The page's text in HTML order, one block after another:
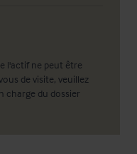
l'actif ne peut être
de visite, veuillez
charge du dossier